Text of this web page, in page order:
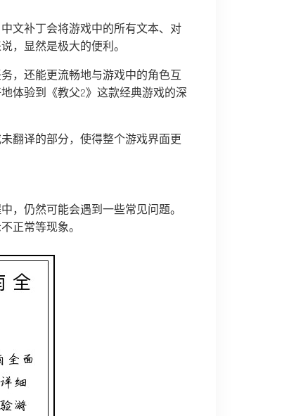
文补丁会将游戏中的所有文本、对
，显然是极大的便利。
，还能更流畅地与游戏中的角色互
体验到《教父2》这款经典游戏的深
翻译的部分，使得整个游戏界面更
，仍然可能会遇到一些常见问题。
正常等现象。